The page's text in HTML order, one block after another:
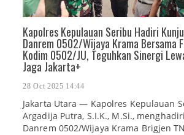
Kapolres Kepulauan Seribu Hadiri
Danrem 0502/Wijaya Krama Bersama
Kodim 0502/JU, Teguhkan Sinergi
Jaga Jakarta+
28 Oct 2025 14:44
Jakarta Utara — Kapolres Kepulauan
Argadija Putra, S.I.K., M.Si.,
Danrem 0502/Wijaya Krama Brigjen